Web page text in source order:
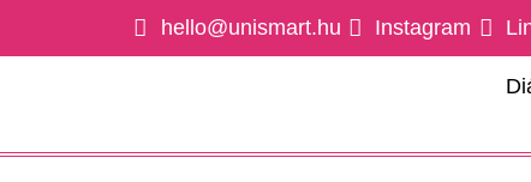
hello@unismart.hu Instagram